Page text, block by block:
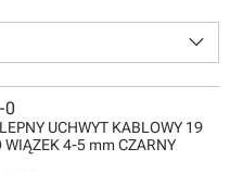
keyboard_arrow_down
0
UCHWYT KABLOWY 19
WIĄZEK 4-5 mm CZARNY